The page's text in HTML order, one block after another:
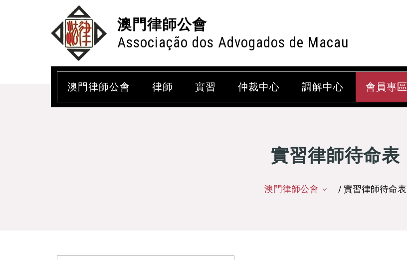
澳門律師公會
Associação dos Advogados de Macau
澳門律師公會 律師 實習 仲裁中心 調解中心 會員專區
實習律師待命表
澳門律師公會 / 實習律師待命表